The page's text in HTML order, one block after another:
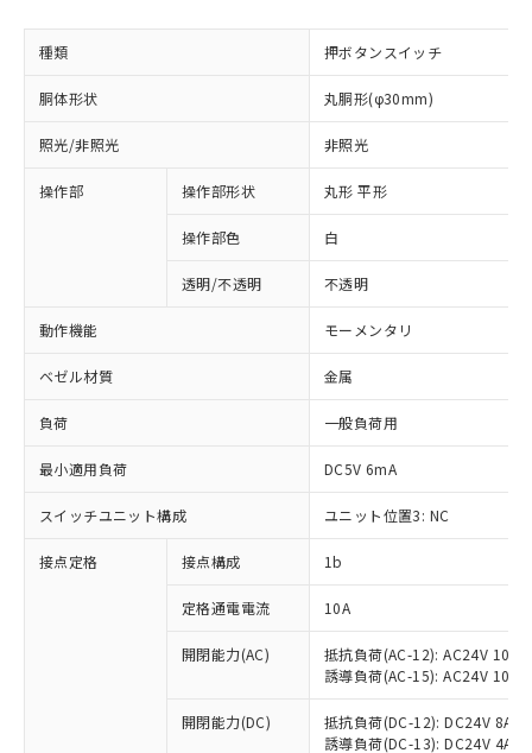
種類 押ボタンスイッチ
胴体形状 丸胴形(φ30mm)
照光/非照光 非照光
操作部 操作部形状 丸形 平形
操作部色 白
透明/不透明 不透明
動作機能 モーメンタリ
ベゼル材質 金属
負荷 一般負荷用
最小適用負荷 DC5V 6mA
スイッチユニット構成 ユニット位置3: NC
接点定格 接点構成 1b
定格通電電流 10A
開閉能力(AC)
抵抗負荷(AC-12): AC24V 10A/
誘導負荷(AC-15): AC24V
開閉能力(DC)
抵抗負荷(DC-12): DC24V 8A/
誘導負荷(DC-13): DC24V 4A/
ご利用条件
対応済み：EU RoHS指令（10物質）の
非含有に対応した製品が提供可能な商品で
対応予定：EU RoHS指令（10物質）の非含
有に対応した製品に切り替える予定のある